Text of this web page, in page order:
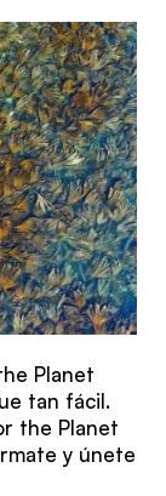
Planet
tan fácil.
the Planet
y únete